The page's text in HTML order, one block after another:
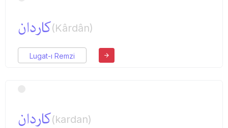
كاردان(Kârdân)
Lugat-ı Remzi
كاردان(kardan)